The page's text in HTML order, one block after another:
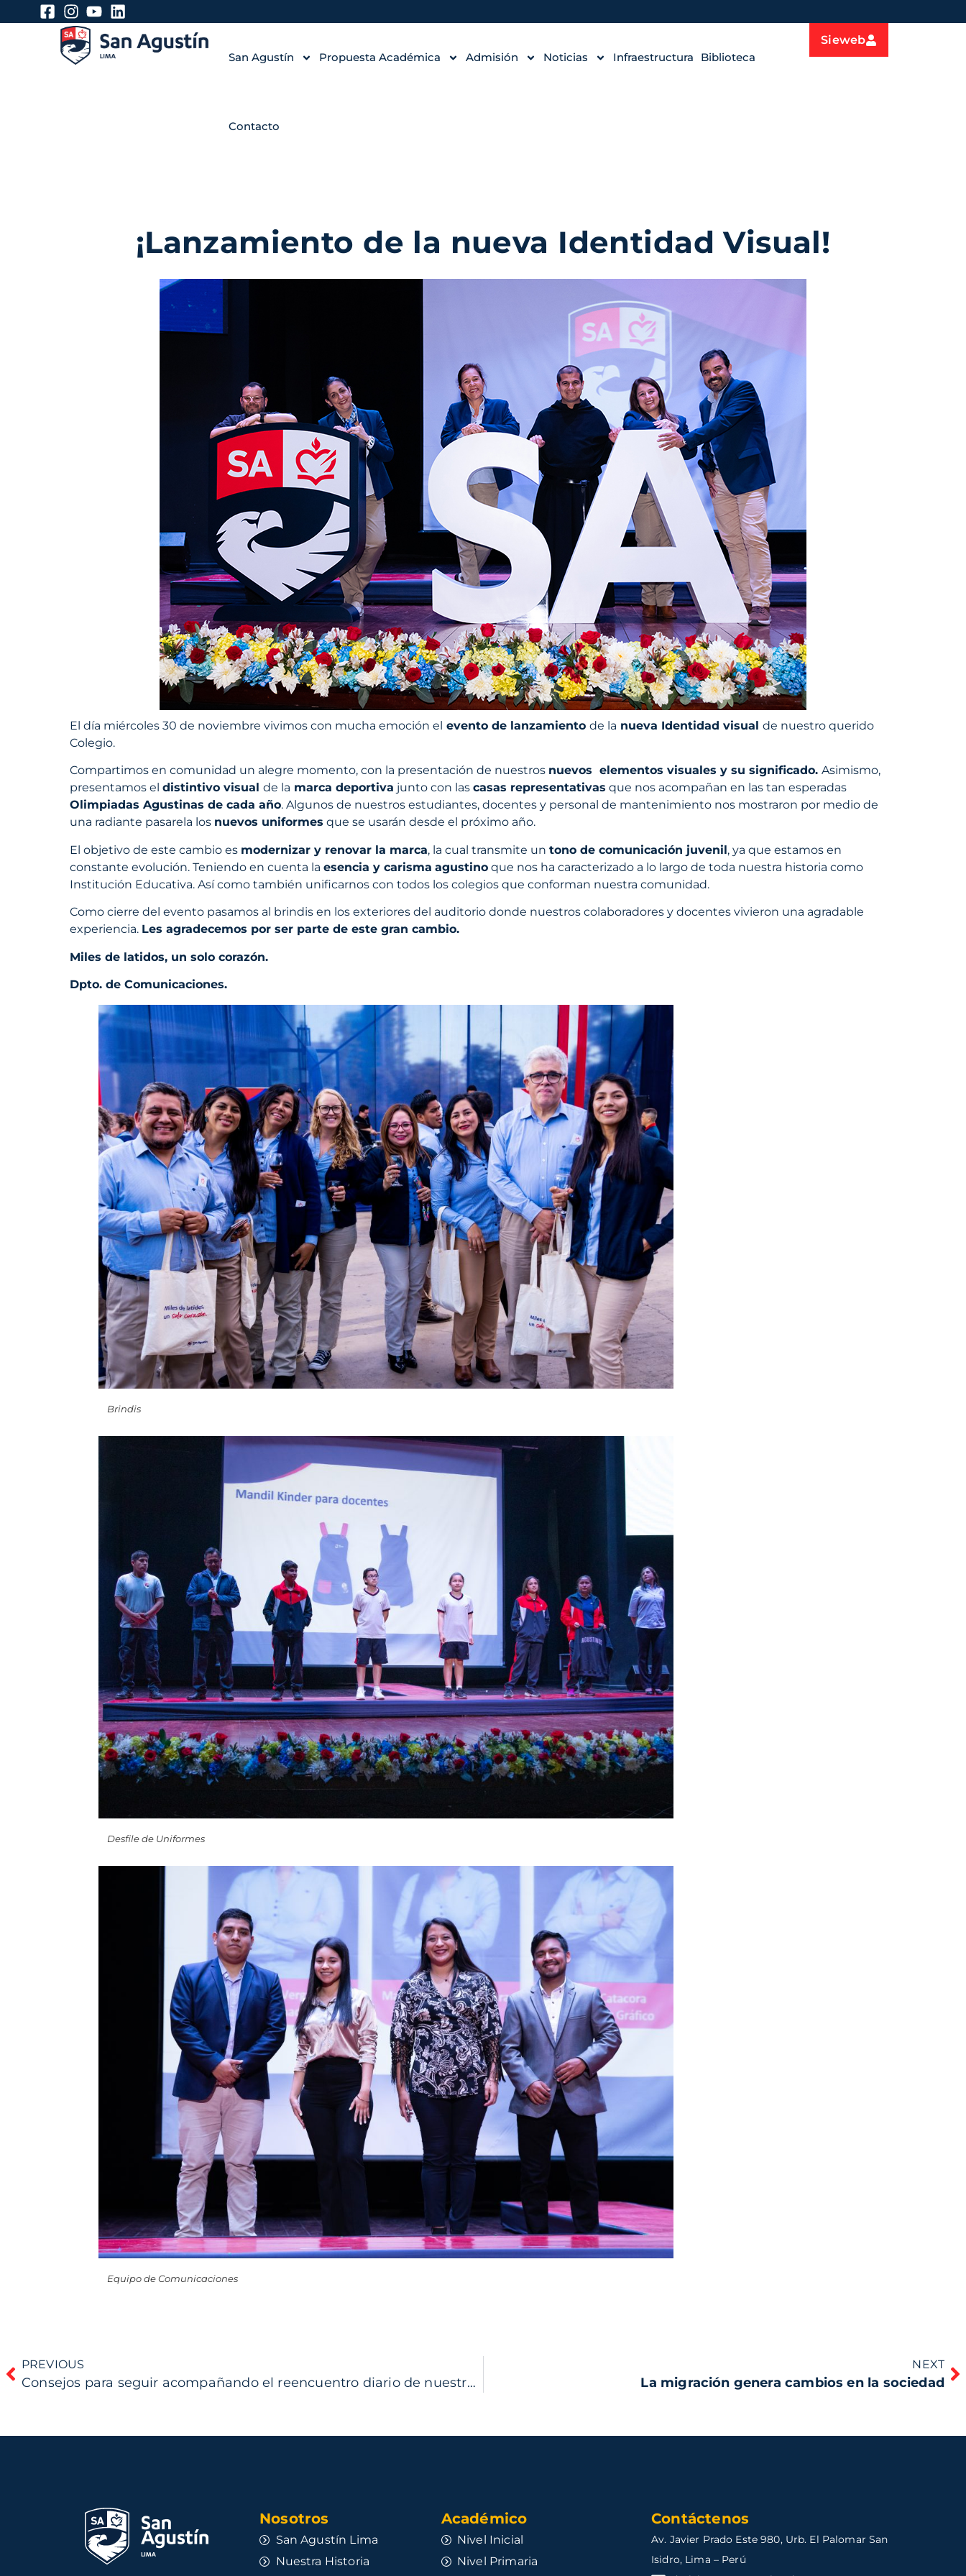
San Agustín Propuesta Académica Admisión Noticias Infraestructura Biblioteca
Contacto
Sieweb
¡Lanzamiento de la nueva Identidad Visual!
El día miércoles 30 de noviembre vivimos con mucha emoción el evento de lanzamiento de la nueva Identidad visual de nuestro querido
Colegio.
Compartimos en comunidad un alegre momento, con la presentación de nuestros nuevos elementos visuales y su significado. Asimismo,
presentamos el distintivo visual de la marca deportiva junto con las casas representativas que nos acompañan en las tan esperadas
Olimpiadas Agustinas de cada año. Algunos de nuestros estudiantes, docentes y personal de mantenimiento nos mostraron por medio de
una radiante pasarela los nuevos uniformes que se usarán desde el próximo año.
El objetivo de este cambio es modernizar y renovar la marca, la cual transmite un tono de comunicación juvenil, ya que estamos en
constante evolución. Teniendo en cuenta la esencia y carisma agustino que nos ha caracterizado a lo largo de toda nuestra historia como
Institución Educativa. Así como también unificarnos con todos los colegios que conforman nuestra comunidad.
Como cierre del evento pasamos al brindis en los exteriores del auditorio donde nuestros colaboradores y docentes vivieron una agradable
experiencia. Les agradecemos por ser parte de este gran cambio.
Miles de latidos, un solo corazón.
Dpto. de Comunicaciones.
Brindis
Desfile de Uniformes
Equipo de Comunicaciones
PREVIOUS
Consejos para seguir acompañando el reencuentro diario de nuestros hijos
NEXT
La migración genera cambios en la sociedad
Nosotros​
San Agustín Lima
Nuestra Historia
Académico
Nivel Inicial
Nivel Primaria
Contáctenos
Av. Javier Prado Este 980, Urb. El Palomar San
Isidro, Lima – Perú